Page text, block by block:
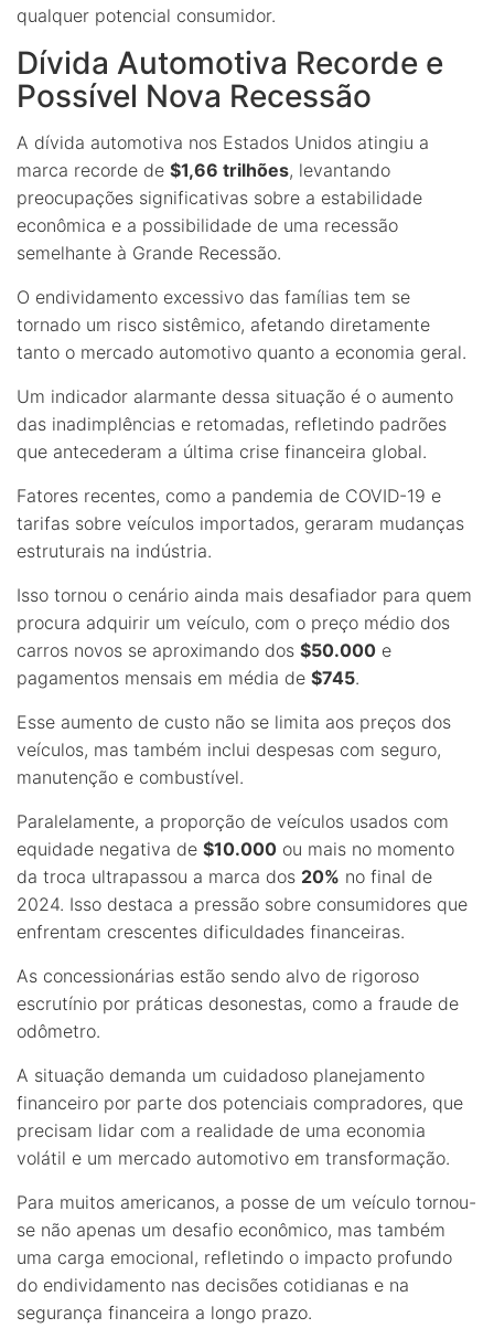
qualquer potencial consumidor.
Dívida Automotiva Recorde e
Possível Nova Recessão
A dívida automotiva nos Estados Unidos atingiu a
marca recorde de $1,66 trilhões, levantando
preocupações significativas sobre a estabilidade
econômica e a possibilidade de uma recessão
semelhante à Grande Recessão.
O endividamento excessivo das famílias tem se
tornado um risco sistêmico, afetando diretamente
tanto o mercado automotivo quanto a economia geral.
Um indicador alarmante dessa situação é o aumento
das inadimplências e retomadas, refletindo padrões
que antecederam a última crise financeira global.
Fatores recentes, como a pandemia de COVID-19 e
tarifas sobre veículos importados, geraram mudanças
estruturais na indústria.
Isso tornou o cenário ainda mais desafiador para quem
procura adquirir um veículo, com o preço médio dos
carros novos se aproximando dos $50.000 e
pagamentos mensais em média de $745.
Esse aumento de custo não se limita aos preços dos
veículos, mas também inclui despesas com seguro,
manutenção e combustível.
Paralelamente, a proporção de veículos usados com
equidade negativa de $10.000 ou mais no momento
da troca ultrapassou a marca dos 20% no final de
2024. Isso destaca a pressão sobre consumidores que
enfrentam crescentes dificuldades financeiras.
As concessionárias estão sendo alvo de rigoroso
escrutínio por práticas desonestas, como a fraude de
odômetro.
A situação demanda um cuidadoso planejamento
financeiro por parte dos potenciais compradores, que
precisam lidar com a realidade de uma economia
volátil e um mercado automotivo em transformação.
Para muitos americanos, a posse de um veículo tornou-
se não apenas um desafio econômico, mas também
uma carga emocional, refletindo o impacto profundo
do endividamento nas decisões cotidianas e na
segurança financeira a longo prazo.